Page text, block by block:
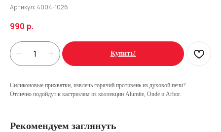
Артикул: 4004-1026
990 р.
Купить!
Силиконовые прихватки, извлечь горячий противень из духовой печи?
Отлично подойдут к кастрюлям из коллекции Alumite, Onde и Arbor.
Рекомендуем заглянуть